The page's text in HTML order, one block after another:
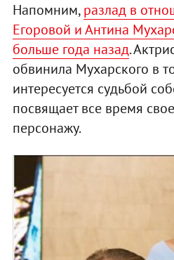
Напомним,разлад в
Егоровой и Антина
больше года назад.
обвинила Мухарского в
интересуется судьбой
посвящает все время
персонажу.